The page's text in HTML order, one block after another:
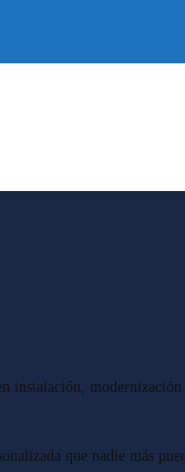
instalación,
que nadie más